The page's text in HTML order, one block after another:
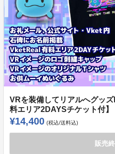
VRを装備してリアルへグッ
料エリア2DAYSチケット付】
¥14,400 (税込/送料込)
販売